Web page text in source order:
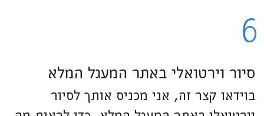
6
סיור וירטואלי באתר המעגל המלא
בוידאו קצר זה, אני מכניס אותך לסיור